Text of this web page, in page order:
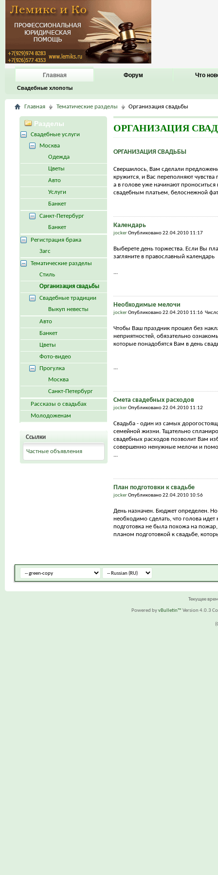
Главная
Свадебные хлопоты
Форум Что
Главная Тематические разделы Организация свадьбы
ОРГАНИЗАЦИЯ
ОРГАНИЗАЦИЯ СВАДЬБЫ
Свершилось, Вам сделали
кружится, и Вас переполняют чувства
а в голове уже начинают
свадебным платьем, белоснежной
Календарь
jockerОпубликовано 22.04.2010 11:17
Выберете день торжества. Если Вы
загляните в православный календарь
...
Необходимые мелочи
jockerОпубликовано 22.04.2010 11:16
Чтобы Ваш праздник прошел без
неприятностей, обязательно
которые понадобятся Вам в день
...
Смета свадебных расходов
jockerОпубликовано 22.04.2010 11:12
Свадьба - один из самых
семейной жизни. Тщательно
свадебных расходов позволит Вам
совершенно ненужные мелочи и
...
План подготовки к свадьбе
jockerОпубликовано 22.04.2010 10:56
День назначен. Бюджет определен. Но
необходимо сделать, что голова
подготовка не была похожа на пожар,
планом подготовкой к свадьбе,
Разделы
Свадебные услуги
Москва
Одежда
Цветы
Авто
Услуги
Банкет
Санкт-Петербург
Банкет
Регистрация брака
Загс
Тематические разделы
Стиль
Организация свадьбы
Свадебные традиции
Выкуп невесты
Авто
Банкет
Цветы
Фото-видео
Прогулка
Москва
Санкт-Петербург
Рассказы о свадьбах
Молодоженам
Ссылки
Частные объявления
Текущее
Powered byvBulletin™ Version 4.0.3